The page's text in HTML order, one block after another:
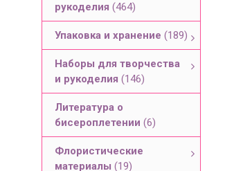
рукоделия (464)
Упаковка и хранение (189)
Наборы для творчества
и рукоделия (146)
Литература о
бисероплетении (6)
Флористические
материалы (19)